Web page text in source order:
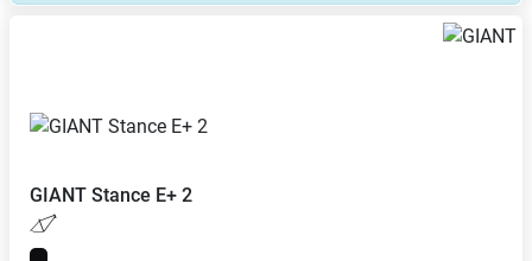
GIANT Stance E+ 2